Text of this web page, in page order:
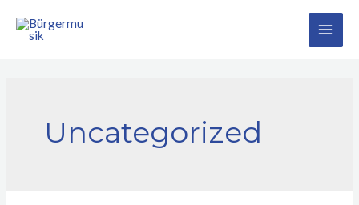
Inhalt
springen
Uncategorized